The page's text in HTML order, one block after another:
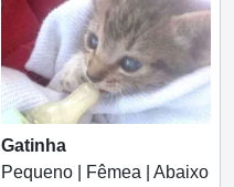
Gatinha
Pequeno | Fêmea | Abaixo